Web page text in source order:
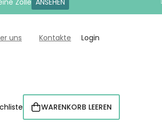
Zölle ANSEHEN
uns Kontakte Login
WARENKORB
WARENKORB LEEREN